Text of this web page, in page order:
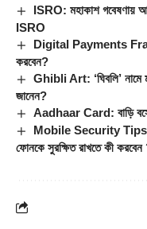
ISRO: মহাকাশ গবেষণায়
ISRO
Digital Payments
করবেন?
Ghibli Art: ‘ঘিবলি’ নামে
জানেন?
Aadhaar Card: বাড়ি
Mobile Security Tips :
ফোনকে সুরক্ষিত রাখতে কী করবেন